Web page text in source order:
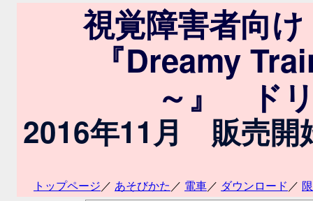
視覚障害者向
『Dreamy
～』 ド
2016年11月 販売開
トップページ／ あそびかた ／ 電車／ ダウンロード ／